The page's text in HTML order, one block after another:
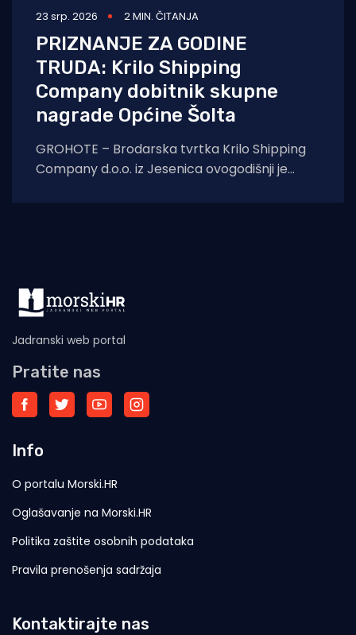
23 srp. 2026 2 MIN. ČITANJA
PRIZNANJE ZA GODINE
TRUDA: Krilo Shipping
Company dobitnik skupne
nagrade Općine Šolta
GROHOTE – Brodarska tvrtka Krilo Shipping
Company d.o.o. iz Jesenica ovogodišnji je
Jadranski web portal
Pratite nas
Info
O portalu Morski.HR
Oglašavanje na Morski.HR
Politika zaštite osobnih podataka
Pravila prenošenja sadržaja
Kontaktirajte nas